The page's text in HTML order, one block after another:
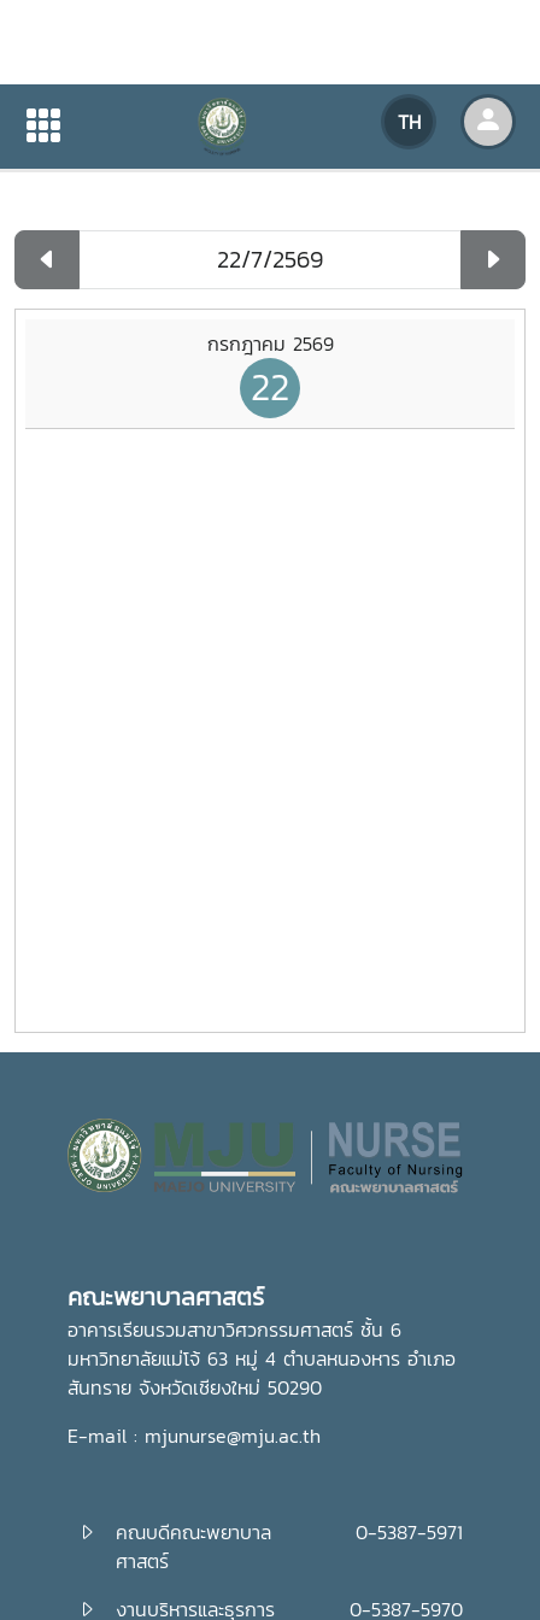
TH
ปฏิทินกิจกรรมของหน่วยงาน
ปฏิทินกิจกรรมของหน่วยงาน
กรกฎาคม 2569
22
คณะพยาบาลศาสตร์
อาคารเรียนรวมสาขาวิศวกรรมศาสตร์ ชั้น 6
มหาวิทยาลัยแม่โจ้ 63 หมู่ 4 ตำบลหนองหาร อำเภอ
สันทราย จังหวัดเชียงใหม่ 50290
E-mail : mjunurse@mju.ac.th
คณบดีคณะพยาบาล
ศาสตร์
0-5387-5971
งานบริหารและธุรการ 0-5387-5970